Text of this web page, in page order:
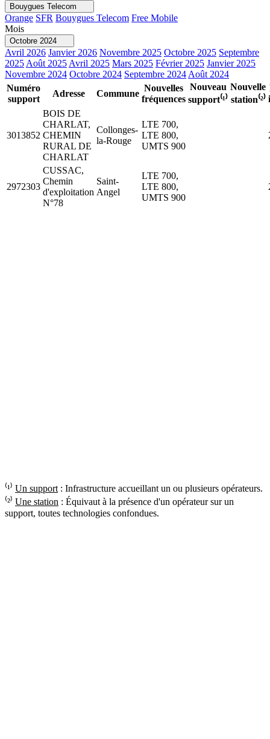
Bouygues Telecom
Orange SFR Bouygues Telecom Free Mobile
Mois
Octobre 2024
Avril 2026 Janvier 2026 Novembre 2025 Octobre 2025 Septembre
2025 Août 2025 Avril 2025 Mars 2025 Février 2025 Janvier 2025
Novembre 2024 Octobre 2024 Septembre 2024 Août 2024
Numéro
support
Adresse Commune
Nouvelles
fréquences
Nouveau
support⁽¹⁾
Nouvelle
station⁽²⁾
3013852
BOIS DE
CHARLAT,
CHEMIN
RURAL DE
CHARLAT
Collonges-
la-Rouge
LTE 700,
LTE 800,
UMTS 900
2972303
CUSSAC,
Chemin
d'exploitation
N°78
Saint-
Angel
LTE 700,
LTE 800,
UMTS 900
⁽¹⁾ Un support : Infrastructure accueillant un ou plusieurs opérateurs.
⁽²⁾ Une station : Équivaut à la présence d'un opérateur sur un
support, toutes technologies confondues.